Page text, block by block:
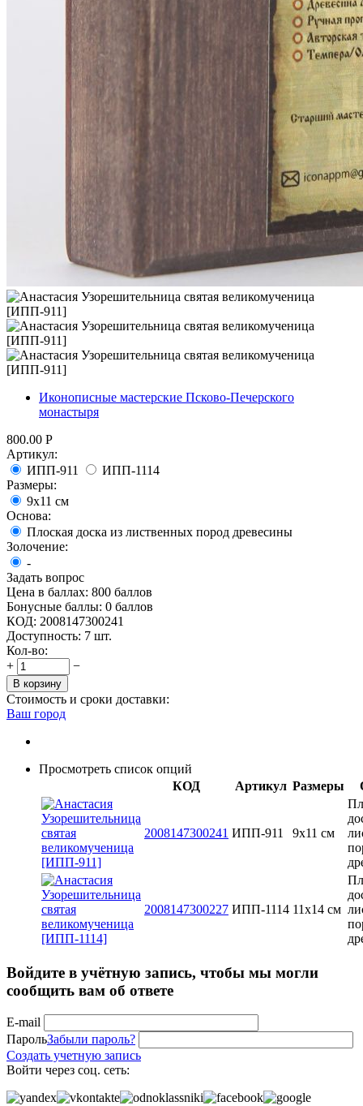
Иконописные мастерские Псково-Печерского
монастыря
800.00 Р
Артикул:
ИПП-911
ИПП-1114
Размеры:
9х11 см
Основа:
Плоская доска из лиственных пород древесины
Золочение:
-
Задать вопрос
Цена в баллах: 800 баллов
Бонусные баллы: 0 баллов
КОД: 2008147300241
Доступность: 7 шт.
Кол-во:
+
−
В корзину
Стоимость и сроки доставки:
Ваш город
Просмотреть список опций
КОД
Артикул Размеры
2008147300241 ИПП-911 9х11 см
2008147300227 ИПП-1114 11х14 см
Войдите в учётную запись, чтобы мы могли
сообщить вам об ответе
E-mail
ПарольЗабыли пароль?
Создать учетную запись
Войти через соц. сеть: